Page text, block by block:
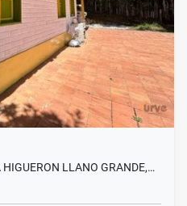
LLANO GRANDE,…